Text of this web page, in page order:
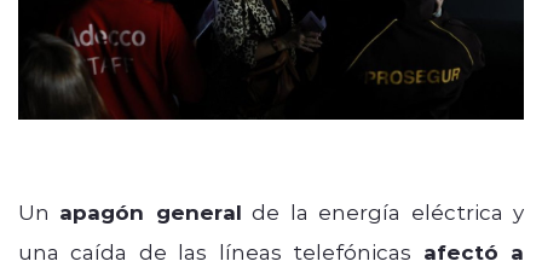
Un apagón general de la energía eléctrica y
una caída de las líneas telefónicas afectó a